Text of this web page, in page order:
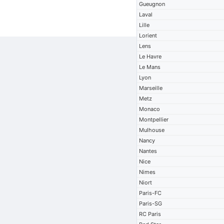
Gueugnon
Laval
Lille
Lorient
Lens
Le Havre
Le Mans
Lyon
Marseille
Metz
Monaco
Montpellier
Mulhouse
Nancy
Nantes
Nice
Nimes
Niort
Paris-FC
Paris-SG
RC Paris